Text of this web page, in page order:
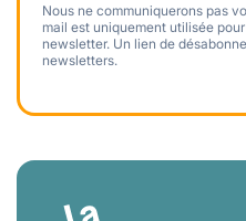
Nous ne communiquerons pas
mail est uniquement utilisée
newsletter. Un lien de
newsletters.